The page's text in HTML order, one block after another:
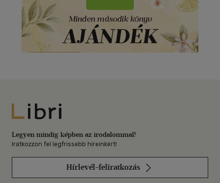
Libri
Legyen mindig képben az irodalommal!
Iratkozzon fel legfrissebb híreinkért!
Hírlevél-feliratkozás